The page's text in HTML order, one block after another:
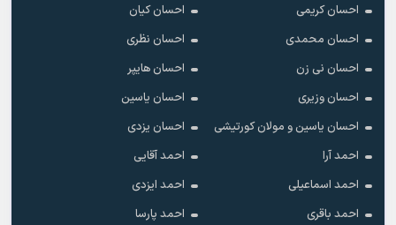
احسان کریمی
احسان کیان
احسان محمدی
احسان نظری
احسان نی زن
احسان هایپر
احسان وزیری
احسان یاسین
احسان یاسین و مولان کورتیشی
احسان یزدی
احمد آرا
احمد آقایی
احمد اسماعیلی
احمد ایزدی
احمد باقری
احمد پارسا